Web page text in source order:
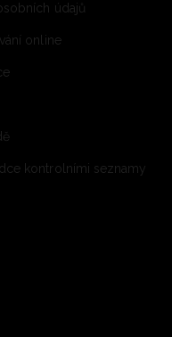
údajů
online
kontrolními seznamy